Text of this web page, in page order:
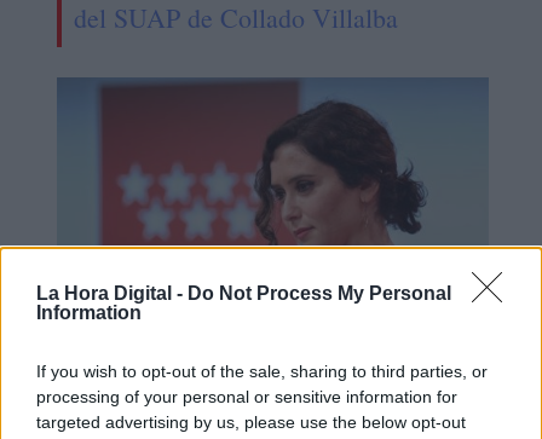
La Hora Digital - Do Not Process My Personal
Information
If you wish to opt-out of the sale, sharing to third parties, or
processing of your personal or sensitive information for
targeted advertising by us, please use the below opt-out
del SUAP de Collado Villalba
Ayuso recurre a la justicia para
bloquear la Ley Celáa en Madrid